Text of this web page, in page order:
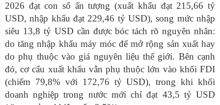
2026 đạt con số ấn tượng (xuất khẩu đạt 215,66 tỷ
USD, nhập khẩu đạt 229,46 tỷ USD), song mức nhập
siêu 13,8 tỷ USD cần được bóc tách rõ nguyên nhân:
do tăng nhập khẩu máy móc để mở rộng sản xuất hay
do phụ thuộc vào giá nguyên liệu thế giới. Bên cạnh
đó, cơ cấu xuất khẩu vẫn phụ thuộc lớn vào khối FDI
(chiếm 79,8% với 172,76 tỷ USD), trong khi khối
doanh nghiệp trong nước mới chỉ đạt 43,5 tỷ USD